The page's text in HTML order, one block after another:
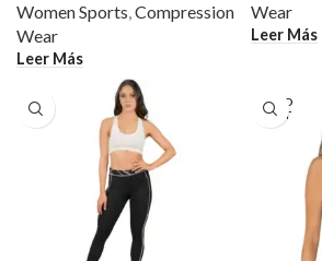
Women Sports,Compression
Wear
Leer Más
Wear
Leer Más
SOLD
OUT